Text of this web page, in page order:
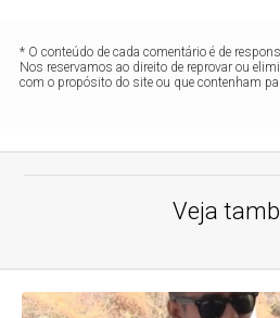
* O conteúdo de cada comentário é de
Nos reservamos ao direito de reprovar ou
com o propósito do site ou que contenham
Veja